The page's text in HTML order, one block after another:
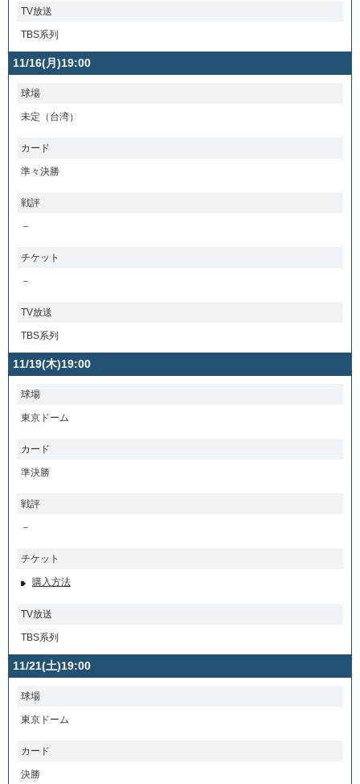
TV放送
TBS系列
11/16(月)19:00
球場
未定（台湾）
カード
準々決勝
戦評
－
チケット
－
TV放送
TBS系列
11/19(木)19:00
球場
東京ドーム
カード
準決勝
戦評
－
チケット
購入方法
TV放送
TBS系列
11/21(土)19:00
球場
東京ドーム
カード
決勝